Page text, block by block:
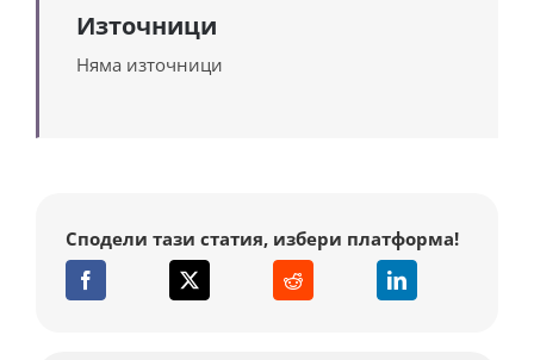
Източници
Няма източници
Сподели тази статия, избери платформа!